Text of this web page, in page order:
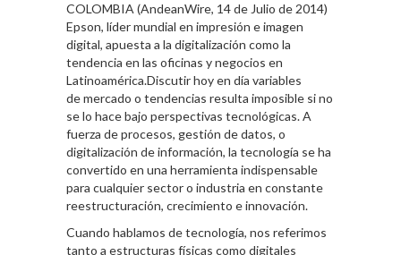
COLOMBIA (AndeanWire, 14 de Julio de 2014)
Epson, líder mundial en impresión e imagen
digital, apuesta a la digitalización como la
tendencia en las oficinas y negocios en
Latinoamérica.Discutir hoy en día variables
de mercado o tendencias resulta imposible si no
se lo hace bajo perspectivas tecnológicas. A
fuerza de procesos, gestión de datos, o
digitalización de información, la tecnología se ha
convertido en una herramienta indispensable
para cualquier sector o industria en constante
reestructuración, crecimiento e innovación.
Cuando hablamos de tecnología, nos referimos
tanto a estructuras físicas como digitales